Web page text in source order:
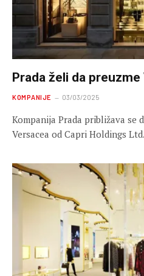
Prada želi da preuzme
KOMPANIJE 03/03/2025
Kompanija Prada približava se
Versacea od Capri Holdings